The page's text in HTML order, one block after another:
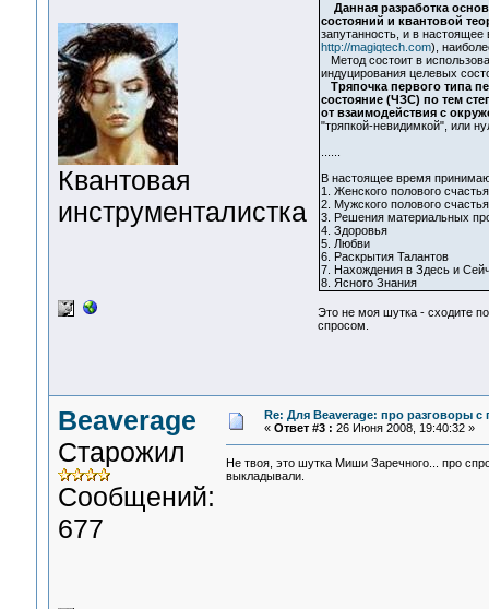
Квантовая
инструменталистка
Данная разработка
состояний и квантовой
запутанность, и в
http://magiqtech.com),
Метод состоит в
индуцирования целевых
Тряпочка первого типа
состояние (ЧЗС) по тем
от взаимодействия с
"тряпкой-невидимкой", или
В настоящее время
1. Женского полового счастья
2. Мужского полового счастья
3. Решения материальных
4. Здоровья
5. Любви
6. Раскрытия Талантов
7. Нахождения в Здесь и
8. Ясного Знания
Это не моя шутка - сходите
спросом.
Beaverage
Старожил
Сообщений:
677
Re: Для Beaverage: про разговоры с
« Ответ #3 : 26 Июня 2008, 19:40:32 »
Не твоя, это шутка Миши Заречного... про
выкладывали.